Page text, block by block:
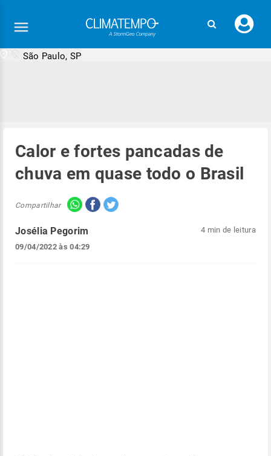
seu
São Paulo, SP
Calor e fortes pancadas de
chuva em quase todo o Brasil
Compartilhar
Josélia Pegorim
09/04/2022 às 04:29
4 min de leitura